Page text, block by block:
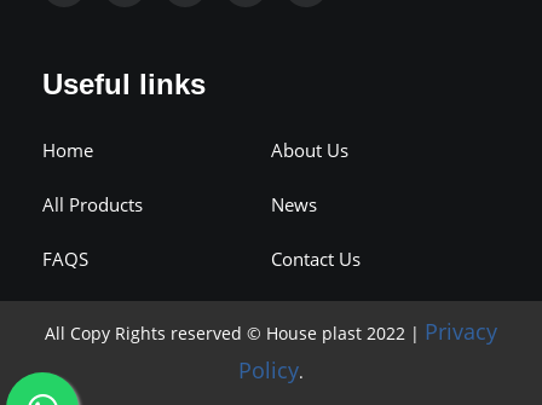
Useful links
Home About Us
All Products News
FAQS Contact Us
All Copy Rights reserved © House plast 2022 | Privacy
Policy.